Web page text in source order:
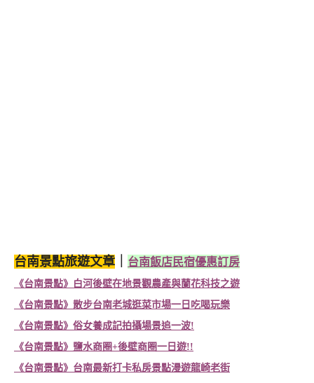
台南景點旅遊文章 台南飯店民宿優惠訂房
《台南景點》白河後壁在地景觀農產與蘭花科技之遊
《台南景點》散步台南老城逛菜市場一日吃喝玩樂
《台南景點》俗女養成記拍攝場景追一波!
《台南景點》鹽水商圈+後壁商圈一日遊!!
《台南景點》台南最新打卡私房景點漫遊龍崎老街